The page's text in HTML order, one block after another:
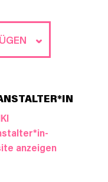
anzeigen